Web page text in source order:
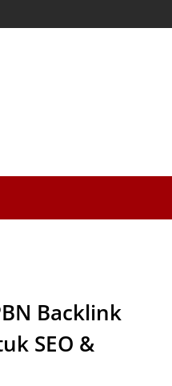
Backlink
SEO &